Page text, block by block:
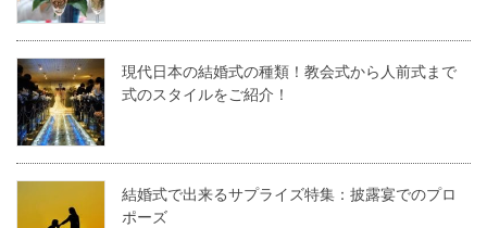
現代日本の結婚式の種類！教会式から人前式まで
式のスタイルをご紹介！
結婚式で出来るサプライズ特集：披露宴でのプロ
ポーズ